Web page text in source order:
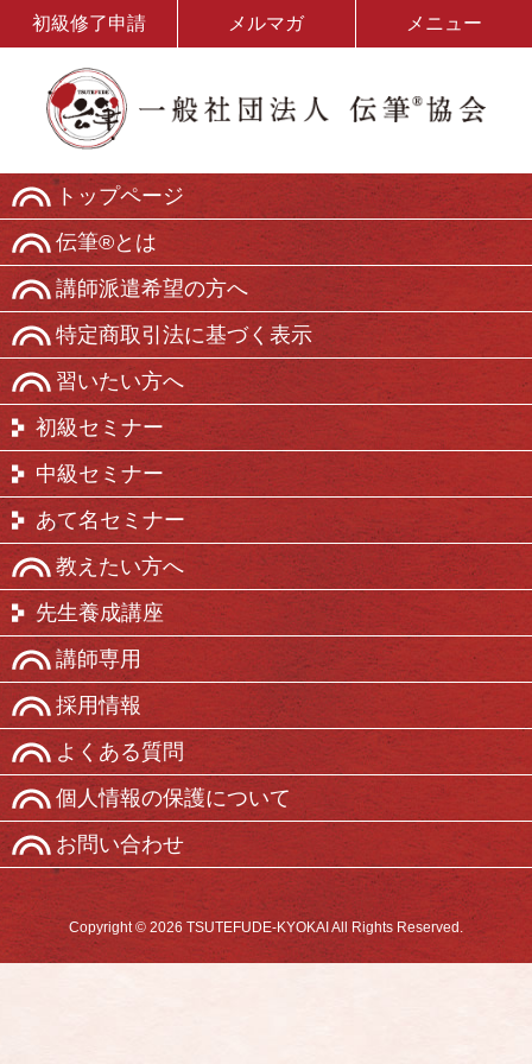
初級修了申請 メルマガ メニュー
トップページ
伝筆®とは
講師派遣希望の方へ
特定商取引法に基づく表示
習いたい方へ
初級セミナー
中級セミナー
あて名セミナー
教えたい方へ
先生養成講座
講師専用
採用情報
よくある質問
個人情報の保護について
お問い合わせ
Copyright © 2026 TSUTEFUDE-KYOKAI All Rights Reserved.